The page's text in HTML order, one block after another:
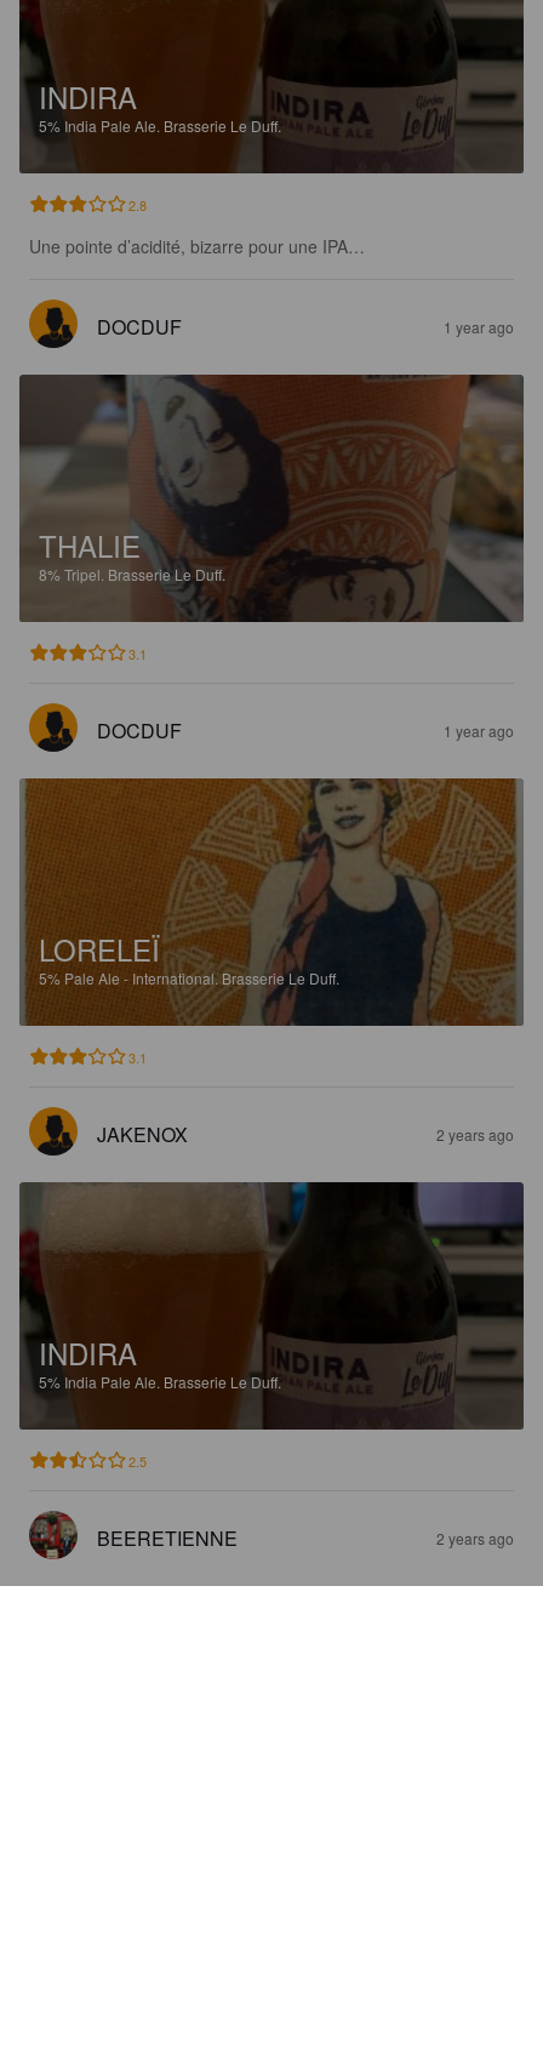
INDIRA
5% India Pale Ale. Brasserie Le Duff.
2.8
Une pointe d’acidité, bizarre pour une IPA…
DOCDUF 1 year ago
THALIE
8% Tripel. Brasserie Le Duff.
3.1
DOCDUF 1 year ago
LORELEÏ
5% Pale Ale - International.Brasserie Le Duff.
3.1
JAKENOX 2 years ago
INDIRA
5% India Pale Ale. Brasserie Le Duff.
2.5
BEERETIENNE 2 years ago